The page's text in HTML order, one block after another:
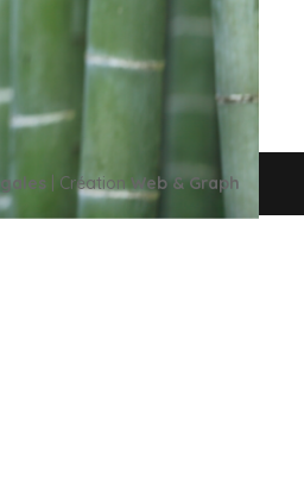
pour notre cerveau ? Enfin,
| CréationWeb & Graph